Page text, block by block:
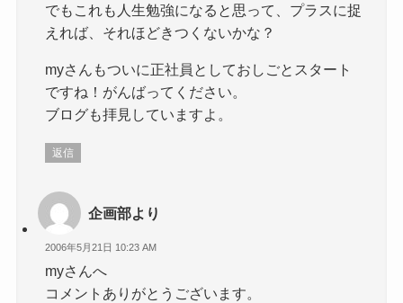
でもこれも人生勉強になると思って、プラスに捉
えれば、それほどきつくないかな？
myさんもついに正社員としておしごとスタート
ですね！がんばってください。
ブログも拝見していますよ。
返信
企画部より
2006年5月21日 10:23 AM
myさんへ
コメントありがとうございます。